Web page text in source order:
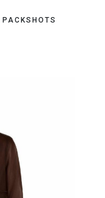
EN 24H